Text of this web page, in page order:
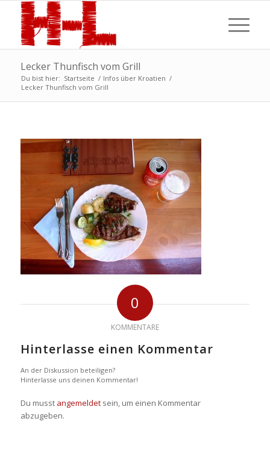
Lecker Thunfisch vom Grill
Du bist hier: Startseite / Infos über Kroatien /
Lecker Thunfisch vom Grill
0
KOMMENTARE
Hinterlasse einen Kommentar
An der Diskussion beteiligen?
Hinterlasse uns deinen Kommentar!
Du musst angemeldetsein, um einen Kommentar
abzugeben.